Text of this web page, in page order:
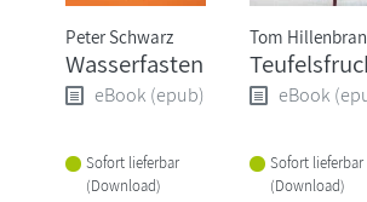
Peter Schwarz
Wasserfasten
eBook (epub)
Sofort lieferbar
(Download)
Tom
eBook
Sofort lieferbar
(Download)